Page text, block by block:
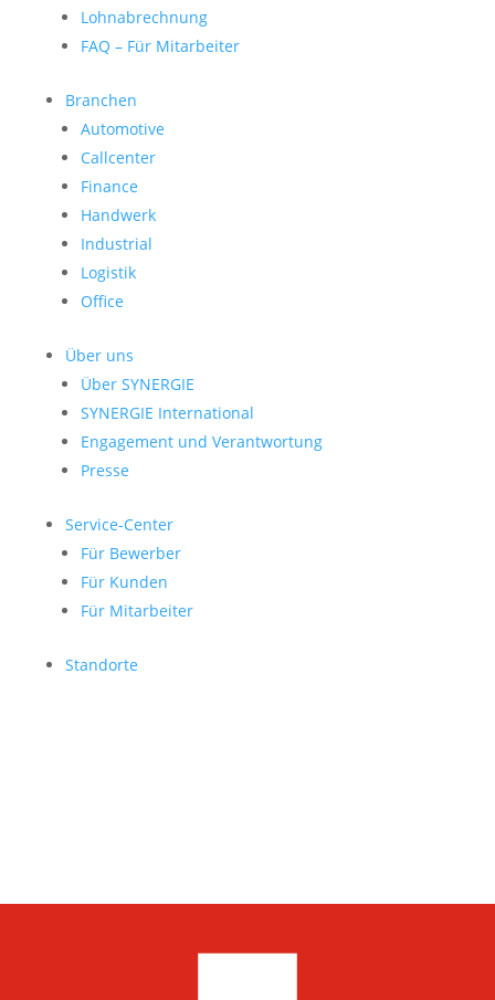
Lohnabrechnung
FAQ – Für Mitarbeiter
Branchen
Automotive
Callcenter
Finance
Handwerk
Industrial
Logistik
Office
Über uns
Über SYNERGIE
SYNERGIE International
Engage­ment und Verantwor­tung
Presse
Service-Center
Für Bewerber
Für Kunden
Für Mitarbeiter
Standorte